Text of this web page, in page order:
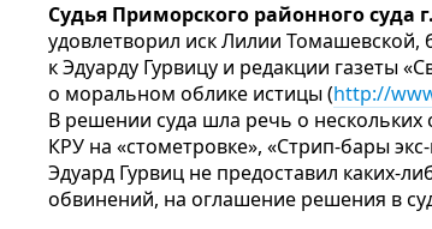
Судья Приморского районного
удовлетворил иск Лилии
к Эдуарду Гурвицу и редакции газеты
о моральном облике истицы (http://
В решении суда шла речь о нескольких
КРУ на «стометровке», «Стрип-бары
Эдуард Гурвиц не предоставил каких-
обвинений, на оглашение решения в